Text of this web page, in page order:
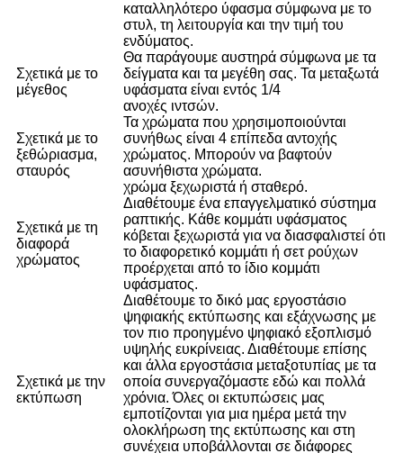
καταλληλότερο ύφασμα σύμφωνα με το
στυλ, τη λειτουργία και την τιμή του
ενδύματος.
Σχετικά με το
μέγεθος
Θα παράγουμε αυστηρά σύμφωνα με τα
δείγματα και τα μεγέθη σας. Τα μεταξωτά
υφάσματα είναι εντός 1/4
ανοχές ιντσών.
Σχετικά με το
ξεθώριασμα,
σταυρός
Τα χρώματα που χρησιμοποιούνται
συνήθως είναι 4 επίπεδα αντοχής
χρώματος. Μπορούν να βαφτούν
ασυνήθιστα χρώματα.
χρώμα ξεχωριστά ή σταθερό.
Σχετικά με τη
διαφορά
χρώματος
Διαθέτουμε ένα επαγγελματικό σύστημα
ραπτικής. Κάθε κομμάτι υφάσματος
κόβεται ξεχωριστά για να διασφαλιστεί ότι
το διαφορετικό κομμάτι ή σετ ρούχων
προέρχεται από το ίδιο κομμάτι
υφάσματος.
Σχετικά με την
εκτύπωση
Διαθέτουμε το δικό μας εργοστάσιο
ψηφιακής εκτύπωσης και εξάχνωσης με
τον πιο προηγμένο ψηφιακό εξοπλισμό
υψηλής ευκρίνειας. Διαθέτουμε επίσης
και άλλα εργοστάσια μεταξοτυπίας με τα
οποία συνεργαζόμαστε εδώ και πολλά
χρόνια. Όλες οι εκτυπώσεις μας
εμποτίζονται για μια ημέρα μετά την
ολοκλήρωση της εκτύπωσης και στη
συνέχεια υποβάλλονται σε διάφορες